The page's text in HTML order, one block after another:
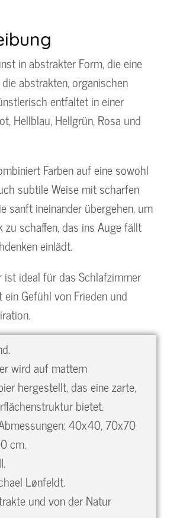
in abstrakter Form, die eine
abstrakten, organischen
entfaltet in einer
Hellblau, Hellgrün, Rosa und
Farben auf eine sowohl
subtile Weise mit scharfen
sanft ineinander übergehen, um
zu schaffen, das ins Auge fällt
einlädt.
ist ideal für das Schlafzimmer
Gefühl von Frieden und
wird auf mattem
hergestellt, das eine zarte,
bietet.
40x40, 70x70
cm.
Lønfeldt.
und von der Natur